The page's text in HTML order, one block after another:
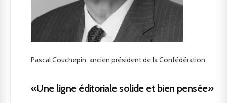
Pascal Couchepin, ancien président de la Confédération
«Une ligne éditoriale solide et bien pensée»